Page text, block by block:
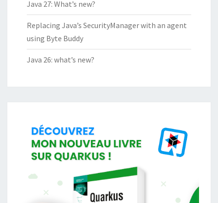
Java 27: What’s new?
Replacing Java’s SecurityManager with an agent
using Byte Buddy
Java 26: what’s new?